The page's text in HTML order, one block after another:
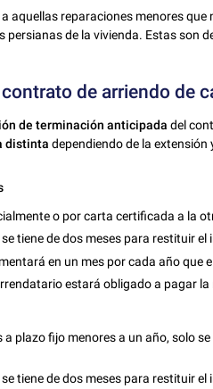
aquellas reparaciones menores
de la vivienda. Estas son
de arriendo de
de terminación anticipada del
distinta dependiendo de la
o por carta certificada a la
se tiene de dos meses para restituir
en un mes por cada año que
estará obligado a pagar
plazo fijo menores a un año, solo
se tiene de dos meses para restituir el